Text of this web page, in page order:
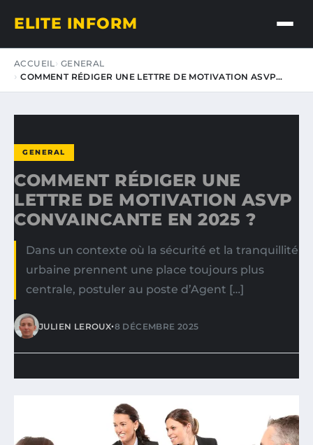
ELITE INFORM
ACCUEIL GENERAL
COMMENT RÉDIGER UNE LETTRE DE MOTIVATION ASVP…
GENERAL
COMMENT RÉDIGER UNE
LETTRE DE MOTIVATION ASVP
CONVAINCANTE EN 2025 ?
Dans un contexte où la sécurité et la tranquillité
urbaine prennent une place toujours plus
centrale, postuler au poste d’Agent […]
JULIEN LEROUX•8 DÉCEMBRE 2025